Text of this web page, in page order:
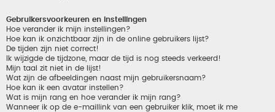
Gebruikersvoorkeuren en instellingen
Hoe verander ik mijn instellingen?
Hoe kan ik onzichtbaar zijn in de online gebruikers lijst?
De tijden zijn niet correct!
Ik wijzigde de tijdzone, maar de tijd is nog steeds verkeerd!
Mijn taal zit niet in de lijst!
Wat zijn de afbeeldingen naast mijn gebruikersnaam?
Hoe kan ik een avatar instellen?
Wat is mijn rang en hoe verander ik mijn rang?
Wanneer ik op de e-maillink van een gebruiker klik, moet ik me